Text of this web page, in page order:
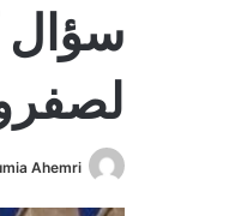
سؤال
Ahemri